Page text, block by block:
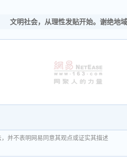
文明社会，从理性发贴开始。谢绝地
并不表明网易同意其观点或证实其描述